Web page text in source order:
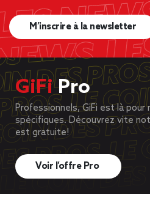
M’inscrire à la newsletter
GiFiPro
Professionnels, GiFi est là
spécifiques. Découvrez vite
est gratuite!
Voir l’offre Pro